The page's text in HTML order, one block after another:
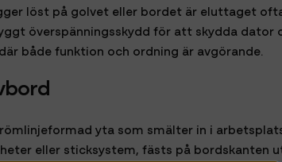
löst på golvet eller bordet är eluttaget
överspänningsskydd för att skydda dator
både funktion och ordning är avgörande.
yta som smälter in i
eller sticksystem, fästs på bordskanten